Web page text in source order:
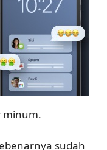
minum.
sudah